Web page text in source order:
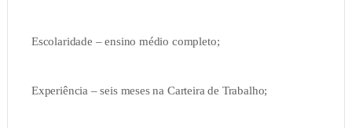
Escolaridade – ensino médio completo;
Experiência – seis meses na Carteira de Trabalho;